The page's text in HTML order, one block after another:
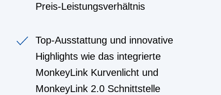
Preis-Leistungsverhältnis
Top-Ausstattung und innovative
Highlights wie das integrierte
MonkeyLink Kurvenlicht und
MonkeyLink 2.0 Schnittstelle